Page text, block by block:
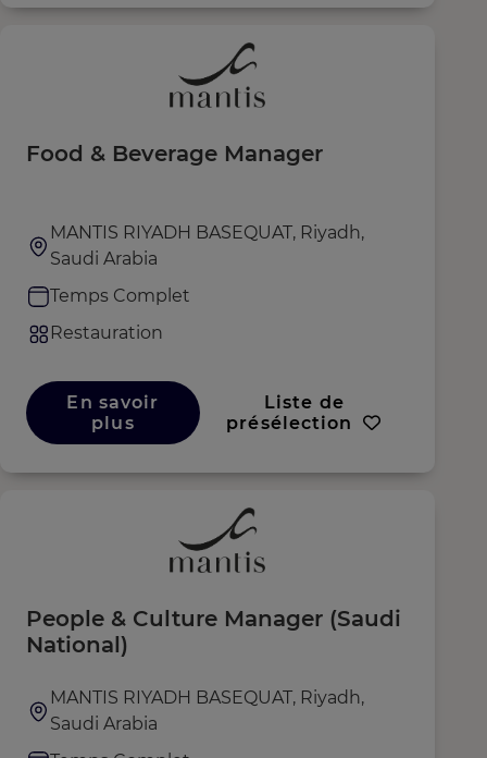
Food & Beverage Manager
MANTIS RIYADH BASEQUAT, Riyadh,
Saudi Arabia
Temps Complet
Restauration
En savoir
plus
Liste de
présélection
People & Culture Manager (Saudi
National)
MANTIS RIYADH BASEQUAT, Riyadh,
Saudi Arabia